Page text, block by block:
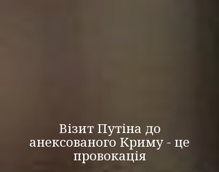
Візит Путіна до
анексованого Криму - це
провокація